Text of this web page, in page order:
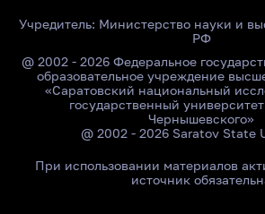
Учредитель: Министерство науки и
РФ
@ 2002 - 2026 Федеральное
образовательное учреждение
«Саратовский национальный
государственный
Чернышевского»
@ 2002 - 2026 Saratov State
При использовании материалов
источник